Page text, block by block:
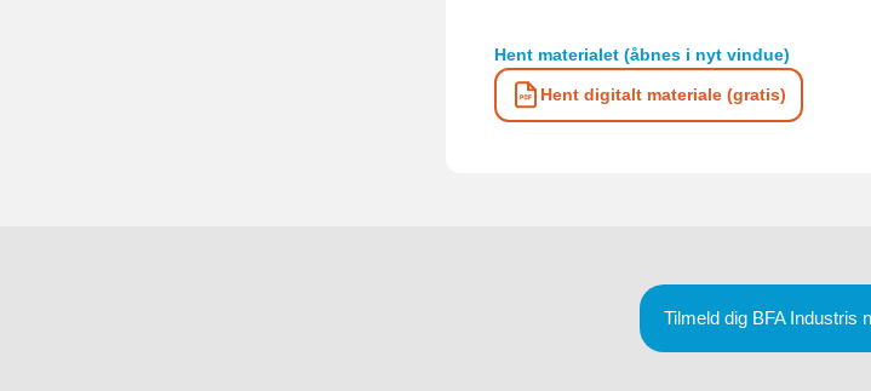
Hent materialet (åbnes i nyt vindue)
Hent digitalt materiale (gratis)
Tilmeld dig BFA Industris